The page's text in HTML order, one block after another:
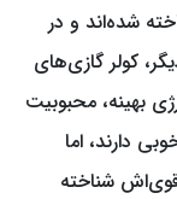
شده‌اند و در
کولر گازی‌های
بهینه، محبوبیت
دارند، اما
شناخته